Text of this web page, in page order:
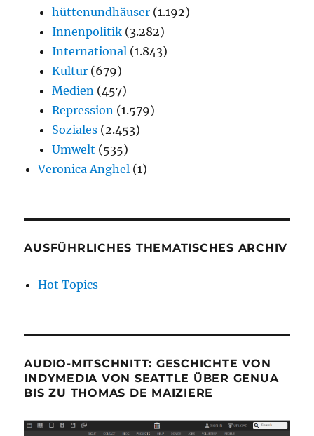
hüttenundhäuser (1.192)
Innenpolitik (3.282)
International (1.843)
Kultur (679)
Medien (457)
Repression (1.579)
Soziales (2.453)
Umwelt (535)
Veronica Anghel (1)
AUSFÜHRLICHES THEMATISCHES ARCHIV
Hot Topics
AUDIO-MITSCHNITT: GESCHICHTE VON
INDYMEDIA VON SEATTLE ÜBER GENUA
BIS ZU THOMAS DE MAIZIERE